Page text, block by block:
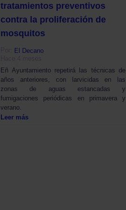
tratamientos preventivos
contra la proliferación de
mosquitos
El Decano
Eñ Ayuntamiento repetirá las técnicas de
años anteriores, con larvicidas en las
zonas de aguas estancadas y
fumigaciones periódicas en primavera y
verano.
Leer más